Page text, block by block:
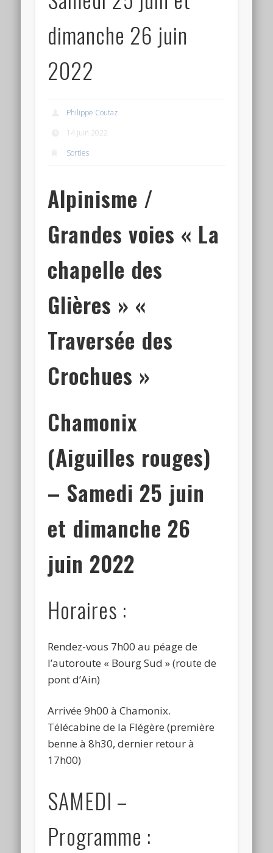
dimanche 26 juin
2022
Philippe Coutaz
14 juin 2022
Sorties
Alpinisme /
Grandes voies « La
chapelle des
Glières » «
Traversée des
Crochues »
Chamonix
(Aiguilles rouges)
– Samedi 25 juin
et dimanche 26
juin 2022
Horaires :
Rendez-vous 7h00 au péage de
l’autoroute « Bourg Sud » (route de
pont d’Ain)
Arrivée 9h00 à Chamonix.
Télécabine de la Flégère (première
benne à 8h30, dernier retour à
17h00)
SAMEDI –
Programme :